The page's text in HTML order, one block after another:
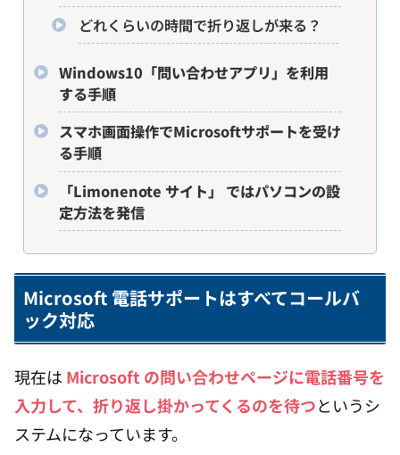
どれくらいの時間で折り返しが来る？
Windows10「問い合わせアプリ」を利用
する手順
スマホ画面操作でMicrosoftサポートを受け
る手順
「Limonenote サイト」 ではパソコンの設
定方法を発信
Microsoft 電話サポートはすべてコールバ
ック対応
現在は Microsoft の問い合わせページに電話番号を
入力して、折り返し掛かってくるのを待つというシ
ステムになっています。